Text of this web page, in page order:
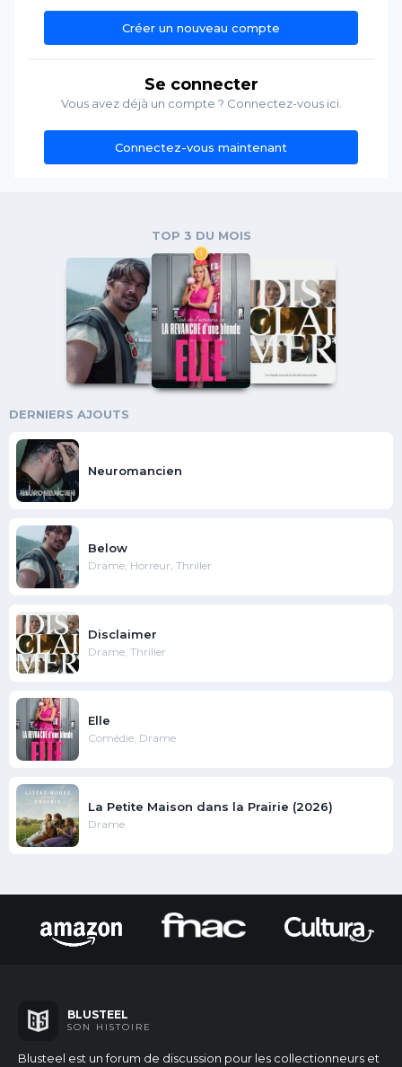
Créer un nouveau compte
Se connecter
Vous avez déjà un compte ? Connectez-vous ici.
Connectez-vous maintenant
TOP 3 DU MOIS
DERNIERS AJOUTS
Neuromancien
Below
Drame, Horreur, Thriller
Disclaimer
Drame, Thriller
Elle
Comédie, Drame
La Petite Maison dans la Prairie (2026)
Drame
BLUSTEEL
SON HISTOIRE
Blusteel est un forum de discussion pour les collectionneurs et